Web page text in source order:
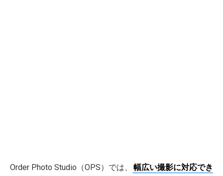
Order Photo Studio（OPS）では、
幅広い撮影に対応でき